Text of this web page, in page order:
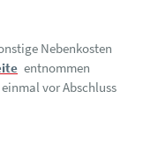
Nebenkosten
entnommen
vor Abschluss